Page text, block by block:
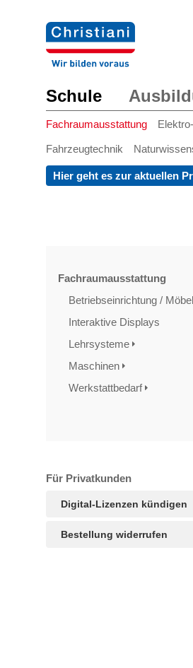
Schule
Fachraumausstattung
Fahrzeugtechnik
Hier geht es zur aktuellen
Fachraumausstattung
Betriebseinrichtung / Möbel
Interaktive Displays
Lehrsysteme
Maschinen
Werkstattbedarf
Für Privatkunden
Digital-Lizenzen kündigen
Bestellung widerrufen